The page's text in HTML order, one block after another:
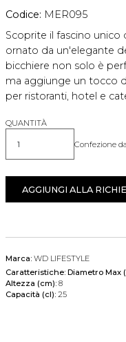
Codice: MER095
Scoprite il fascino unico
ornato da un'elegante
bicchiere non solo è
ma aggiunge un tocco
per ristoranti, hotel e
QUANTITÀ
Quantità Confezione
AGGIUNGI ALLA
Marca: WD LIFESTYLE
Caratteristiche: Diametro Max
Altezza (cm): 8
Capacità (cl): 25